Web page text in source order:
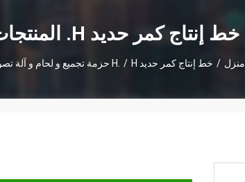
خط إنتاج كمر حديد H. المنتجات
منزل / خط إنتاج كمر حديد H. / H حزمة تجميع و لحام و آلة تصويب